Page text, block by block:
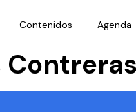
Contenidos Agenda